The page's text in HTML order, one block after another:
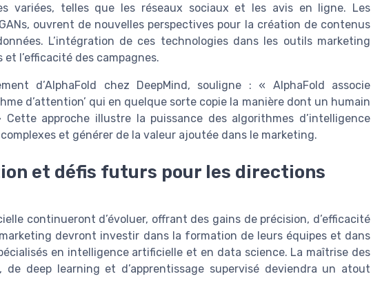
variées, telles que les réseaux sociaux et les avis en ligne. Les
ouvrent de nouvelles perspectives pour la création de contenus
L’intégration de ces technologies dans les outils marketing
l’efficacité des campagnes.
d’AlphaFold chez DeepMind, souligne : « AlphaFold associe
d’attention’ qui en quelque sorte copie la manière dont un humain
Cette approche illustre la puissance des algorithmes d’intelligence
et générer de la valeur ajoutée dans le marketing.
et défis futurs pour les directions
continueront d’évoluer, offrant des gains de précision, d’efficacité
devront investir dans la formation de leurs équipes et dans
en intelligence artificielle et en data science. La maîtrise des
deep learning et d’apprentissage supervisé deviendra un atout